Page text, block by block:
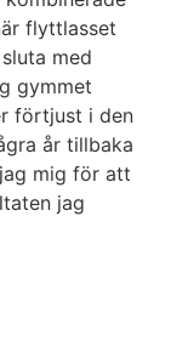
flyttlasset
med
gymmet
förtjust i den
år tillbaka
mig för att
jag